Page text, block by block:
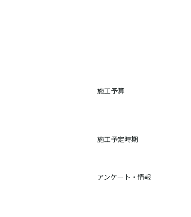
施工予算
施工予定時期
アンケート・情報